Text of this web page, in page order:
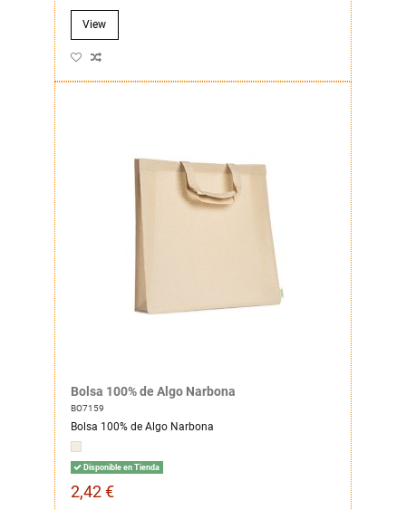
View
Bolsa 100% de Algo Narbona
BO7159
Bolsa 100% de Algo Narbona
Disponible en Tienda
2,42 €